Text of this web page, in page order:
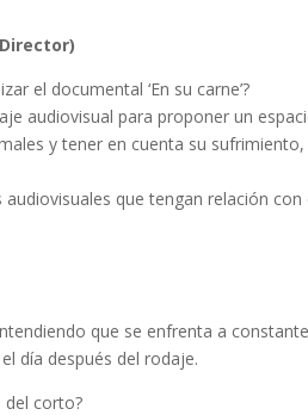
el documental ‘En su carne’?
audiovisual para proponer un
y tener en cuenta su
que tengan relación
que se enfrenta a
día después del rodaje.
del corto?